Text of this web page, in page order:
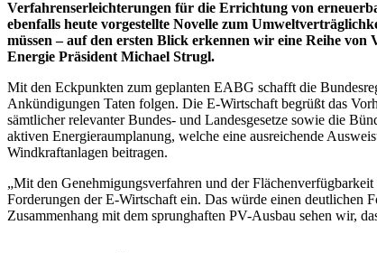
Verfahrenserleichterungen für die Errichtung von
ebenfalls heute vorgestellte Novelle zum
müssen – auf den ersten Blick erkennen wir eine Reihe von
Energie Präsident Michael Strugl.
Mit den Eckpunkten zum geplanten EABG schafft die
Ankündigungen Taten folgen. Die E-Wirtschaft begrüßt das
sämtlicher relevanter Bundes- und Landesgesetze sowie die
aktiven Energieraumplanung, welche eine ausreichende
Windkraftanlagen beitragen.
„Mit den Genehmigungsverfahren und der
Forderungen der E-Wirtschaft ein. Das würde einen deutlichen
Zusammenhang mit dem sprunghaften PV-Ausbau sehen wir,